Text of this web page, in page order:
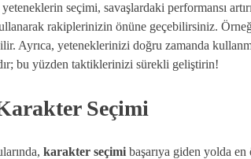
seçimi, savaşlardaki performansı
rakiplerinizin önüne geçebilirsiniz.
Ayrıca, yeteneklerinizi doğru zamanda
bu yüzden taktiklerinizi sürekli geliştirin!
Seçimi
karakter seçimi başarıya giden yolda